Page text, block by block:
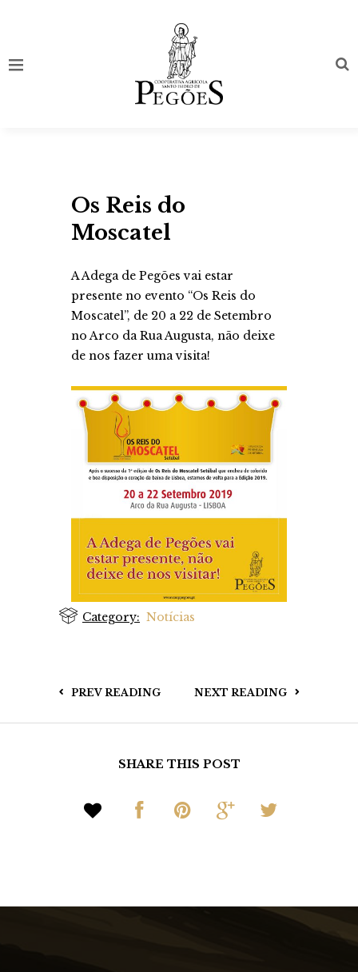
Os Reis do
Moscatel
A Adega de Pegões vai estar
presente no evento “Os Reis do
Moscatel”, de 20 a 22 de Setembro
no Arco da Rua Augusta, não deixe
de nos fazer uma visita!
Category: Notícias
PREV READING NEXT READING
SHARE THIS POST